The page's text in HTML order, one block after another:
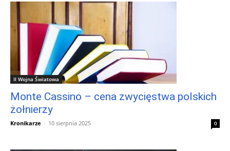
II Wojna Światowa
Monte Cassino – cena zwycięstwa polskich
żołnierzy
Kronikarze - 10 sierpnia 2025 0